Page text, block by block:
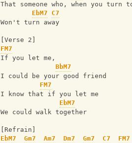
That someone who, when you turn
EbM7
C7
Won't turn away
[Verse 2]
FM7
If you let me,
BbM7
I could be your good friend
FM7
I know that if you let me
EbM7
We could walk together
[Refrain]
EbM7
Gm7 Am7 Dm7 Gm7 C7 FM7